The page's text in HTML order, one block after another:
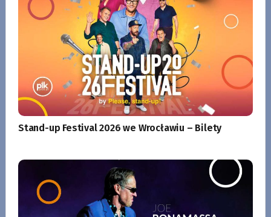
Stand-up Festival 2026 we Wrocławiu – Bilety